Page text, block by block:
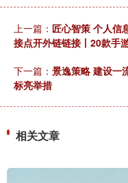
上一篇： 匠心智策 个人信
接点开外链链接丨20款手
下一篇： 景逸策略 建设一
标亮举措
相关文章